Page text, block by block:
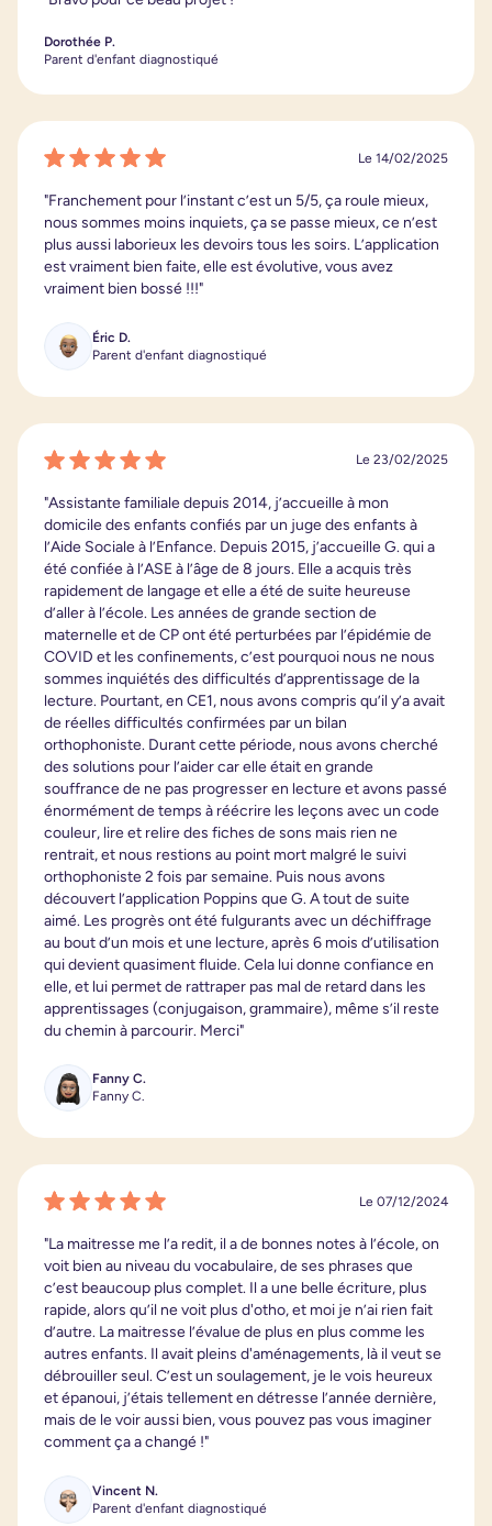
Dorothée P.
Parent d'enfant diagnostiqué
Le 14/02/2025
"Franchement pour l’instant c’est un 5/5, ça roule mieux,
nous sommes moins inquiets, ça se passe mieux, ce n’est
plus aussi laborieux les devoirs tous les soirs. L’application
est vraiment bien faite, elle est évolutive, vous avez
vraiment bien bossé !!!"
Éric D.
Parent d'enfant diagnostiqué
Le 23/02/2025
"Assistante familiale depuis 2014, j’accueille à mon
domicile des enfants confiés par un juge des enfants à
l’Aide Sociale à l’Enfance. Depuis 2015, j’accueille G. qui a
été confiée à l’ASE à l’âge de 8 jours. Elle a acquis très
rapidement de langage et elle a été de suite heureuse
d’aller à l’école. Les années de grande section de
maternelle et de CP ont été perturbées par l’épidémie de
COVID et les confinements, c’est pourquoi nous ne nous
sommes inquiétés des difficultés d’apprentissage de la
lecture. Pourtant, en CE1, nous avons compris qu’il y’a avait
de réelles difficultés confirmées par un bilan
orthophoniste. Durant cette période, nous avons cherché
des solutions pour l’aider car elle était en grande
souffrance de ne pas progresser en lecture et avons passé
énormément de temps à réécrire les leçons avec un code
couleur, lire et relire des fiches de sons mais rien ne
rentrait, et nous restions au point mort malgré le suivi
orthophoniste 2 fois par semaine. Puis nous avons
découvert l’application Poppins que G. A tout de suite
aimé. Les progrès ont été fulgurants avec un déchiffrage
au bout d’un mois et une lecture, après 6 mois d’utilisation
qui devient quasiment fluide. Cela lui donne confiance en
elle, et lui permet de rattraper pas mal de retard dans les
apprentissages (conjugaison, grammaire), même s’il reste
du chemin à parcourir. Merci"
Fanny C.
Fanny C.
Le 07/12/2024
"La maitresse me l’a redit, il a de bonnes notes à l’école, on
voit bien au niveau du vocabulaire, de ses phrases que
c’est beaucoup plus complet. Il a une belle écriture, plus
rapide, alors qu’il ne voit plus d'otho, et moi je n’ai rien fait
d’autre. La maitresse l’évalue de plus en plus comme les
autres enfants. Il avait pleins d'aménagements, là il veut se
débrouiller seul. C’est un soulagement, je le vois heureux
et épanoui, j’étais tellement en détresse l’année dernière,
mais de le voir aussi bien, vous pouvez pas vous imaginer
comment ça a changé !"
Vincent N.
Parent d'enfant diagnostiqué